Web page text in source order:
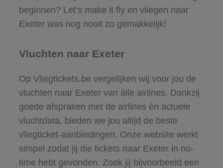
beginnen? Let’s make it fly en vliegen naar
Exeter was nog nooit zo gemakkelijk!
Vluchten naar Exeter
Op Vliegtickets.be vergelijken wij voor jou de
vluchten naar Exeter van álle airlines. Dankzij
goede afspraken met de airlines én actuele
vluchtdata, bieden we jou altijd de beste
vliegticket-aanbiedingen. Onze website werkt
simpel zodat jij die tickets naar Exeter in no-
time hebt gevonden. Zoek jij bijvoorbeeld een